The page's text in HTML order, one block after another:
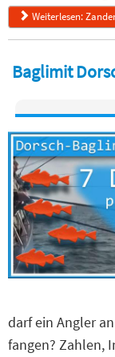
Weiterlesen:
Baglimit
darf ein Angler
fangen? Zahlen,